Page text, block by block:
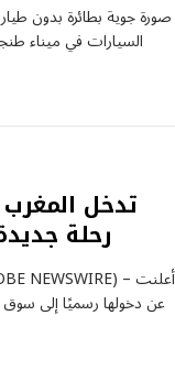
السيارات في ميناء
رحلة